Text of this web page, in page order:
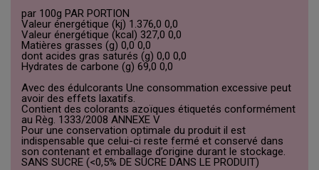
par 100g PAR PORTION
Valeur énergétique (kj) 1.376,0 0,0
Valeur énergétique (kcal) 327,0 0,0
Matières grasses (g) 0,0 0,0
dont acides gras saturés (g) 0,0 0,0
Hydrates de carbone (g) 69,0 0,0
Avec des édulcorants Une consommation excessive peut
avoir des effets laxatifs.
Contient des colorants azoïques étiquetés conformément
au Règ. 1333/2008 ANNEXE V
Pour une conservation optimale du produit il est
indispensable que celui-ci reste fermé et conservé dans
son contenant et emballage d’origine durant le stockage.
SANS SUCRE (<0,5% DE SUCRE DANS LE PRODUIT)